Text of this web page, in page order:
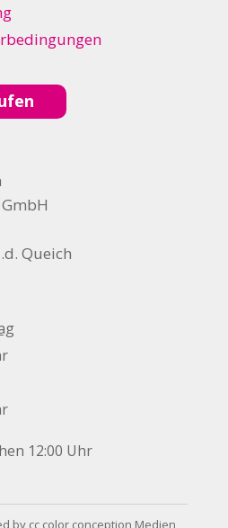
Queich
12:00 Uhr
by cc color conception Medien